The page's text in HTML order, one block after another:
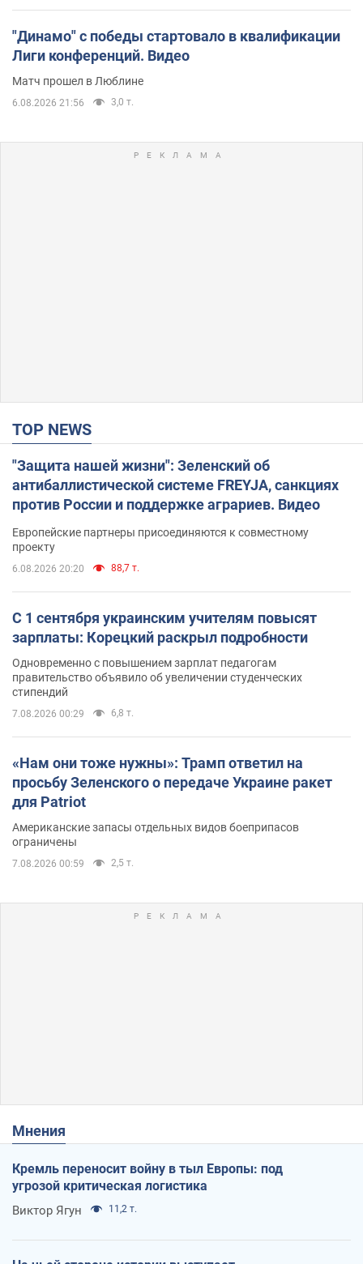
"Динамо" с победы стартовало в квалификации
Лиги конференций. Видео
Матч прошел в Люблине
6.08.2026 21:56 3,0 т.
TOP NEWS
"Защита нашей жизни": Зеленский об
антибаллистической системе FREYJA, санкциях
против России и поддержке аграриев. Видео
Европейские партнеры присоединяются к совместному
проекту
6.08.2026 20:20 88,7 т.
С 1 сентября украинским учителям повысят
зарплаты: Корецкий раскрыл подробности
Одновременно с повышением зарплат педагогам
правительство объявило об увеличении студенческих
стипендий
7.08.2026 00:29 6,8 т.
«Нам они тоже нужны»: Трамп ответил на
просьбу Зеленского о передаче Украине ракет
для Patriot
Американские запасы отдельных видов боеприпасов
ограничены
7.08.2026 00:59 2,5 т.
Мнения
Кремль переносит войну в тыл Европы: под
угрозой критическая логистика
Виктор Ягун 11,2 т.